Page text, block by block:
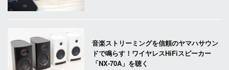
音楽ストリーミングを信頼のヤマハサウン
ドで鳴らす！ワイヤレスHiFiスピーカー
「NX-70A」を聴く